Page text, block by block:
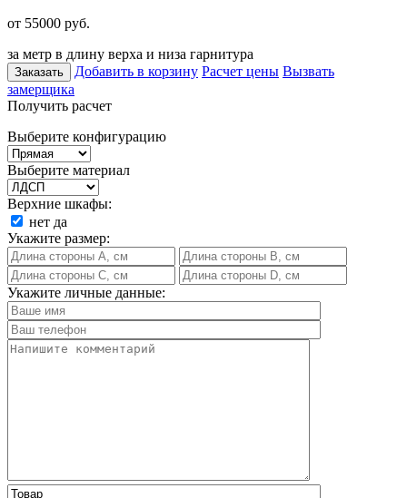
от 55000 руб.
за метр в длину верха и низа гарнитура
Заказать Добавить в корзину Расчет цены Вызвать
замерщика
Получить расчет
Выберите конфигурацию
Выберите материал
Верхние шкафы:
нет да
Укажите размер:
Укажите личные данные: